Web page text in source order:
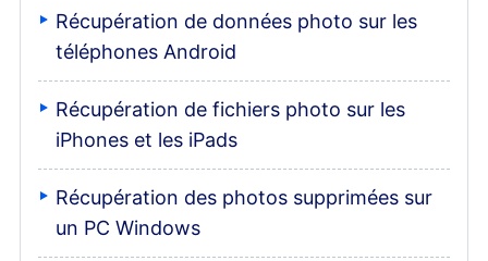
Récupération de données photo sur les
téléphones Android
Récupération de fichiers photo sur les
iPhones et les iPads
Récupération des photos supprimées sur
un PC Windows